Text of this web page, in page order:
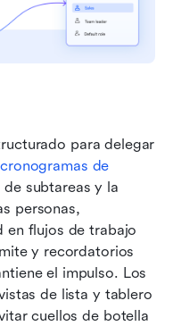
para delegar
cronogramas de
subtareas y la
personas,
en flujos de trabajo
y recordatorios
el impulso. Los
de lista y tablero
cuellos de botella